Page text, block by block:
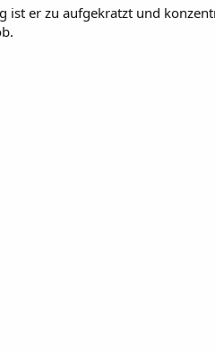
ist er zu aufgekratzt und